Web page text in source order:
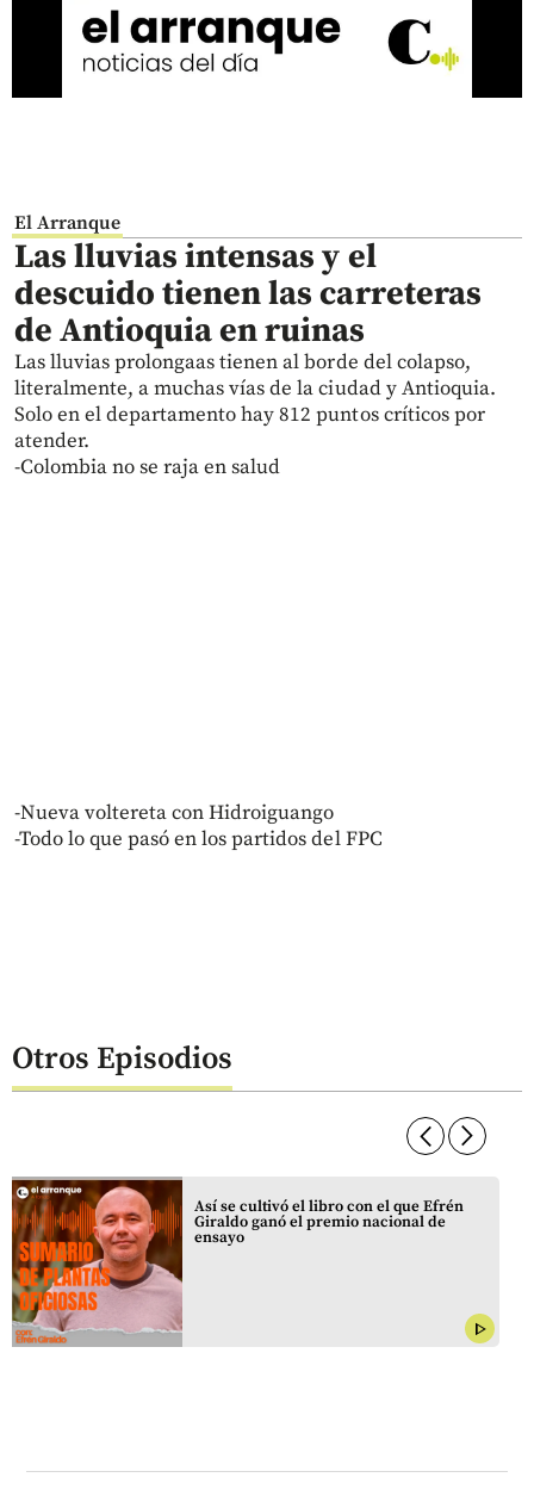
El Arranque
Las lluvias intensas y el
descuido tienen las carreteras
de Antioquia en ruinas
Las lluvias prolongaas tienen al borde del colapso,
literalmente, a muchas vías de la ciudad y Antioquia.
Solo en el departamento hay 812 puntos críticos por
atender.
-Colombia no se raja en salud
-Nueva voltereta con Hidroiguango
-Todo lo que pasó en los partidos del FPC
Otros Episodios
arrow_forward_ios
Así se cultivó el libro con el que Efrén
Giraldo ganó el premio nacional de
ensayo
play_arrow
arrow_forward_ios